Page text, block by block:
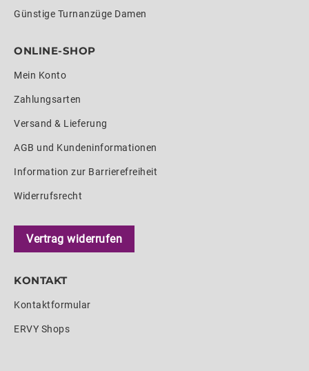
Günstige Turnanzüge Damen
ONLINE-SHOP
Mein Konto
Zahlungsarten
Versand & Lieferung
AGB und Kundeninformationen
Information zur Barrierefreiheit
Widerrufsrecht
Vertrag widerrufen
KONTAKT
Kontaktformular
ERVY Shops